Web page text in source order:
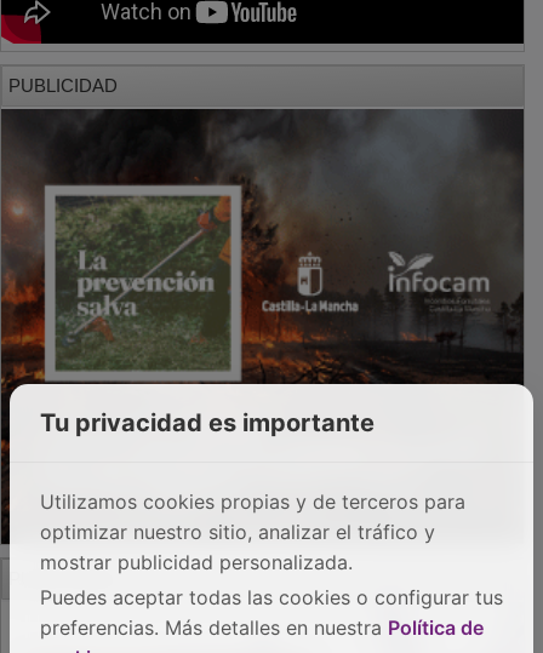
PUBLICIDAD
Tu privacidad es importante
Utilizamos cookies propias y de terceros para
optimizar nuestro sitio, analizar el tráfico y
mostrar publicidad personalizada.
Puedes aceptar todas las cookies o configurar tus
preferencias. Más detalles en nuestra Política de